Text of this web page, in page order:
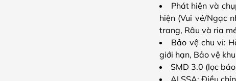
Phát hiện và
hiện (Vui vẻ/Ngạc
trang, Râu và ria
Bảo vệ chu vi:
giới hạn, Bảo vệ
SMD 3.0 (lọc